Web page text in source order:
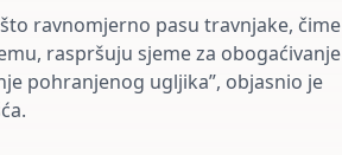
ravnomjerno pasu travnjake, čime
raspršuju sjeme za obogaćivanje
pohranjenog ugljika”, objasnio je